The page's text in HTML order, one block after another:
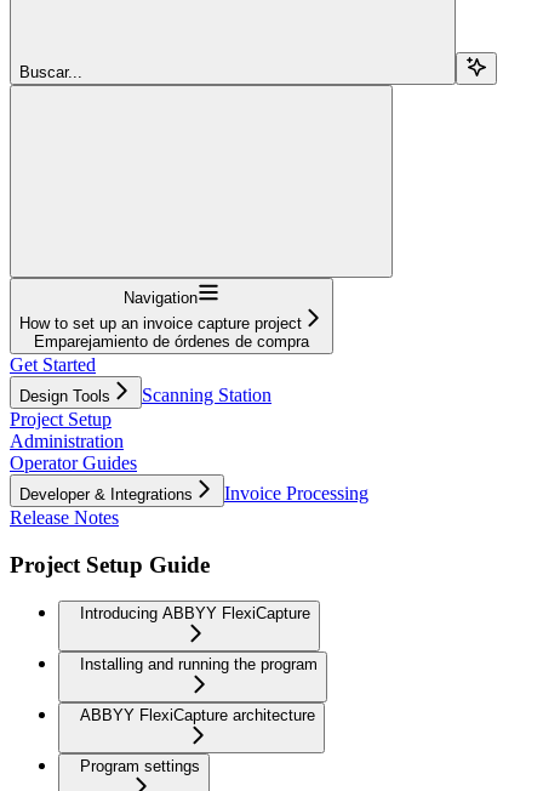
Buscar...
Navigation
How to set up an invoice capture project
Emparejamiento de órdenes de compra
Get Started
Design Tools
Scanning Station
Project Setup
Administration
Operator Guides
Developer & Integrations
Invoice Processing
Release Notes
Project Setup Guide
Introducing ABBYY FlexiCapture
Installing and running the program
ABBYY FlexiCapture architecture
Program settings